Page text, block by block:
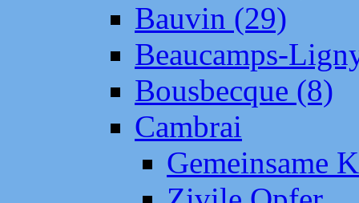
Bauvin (29)
Beaucamps-
Bousbecque (8)
Cambrai
Gemeinsame